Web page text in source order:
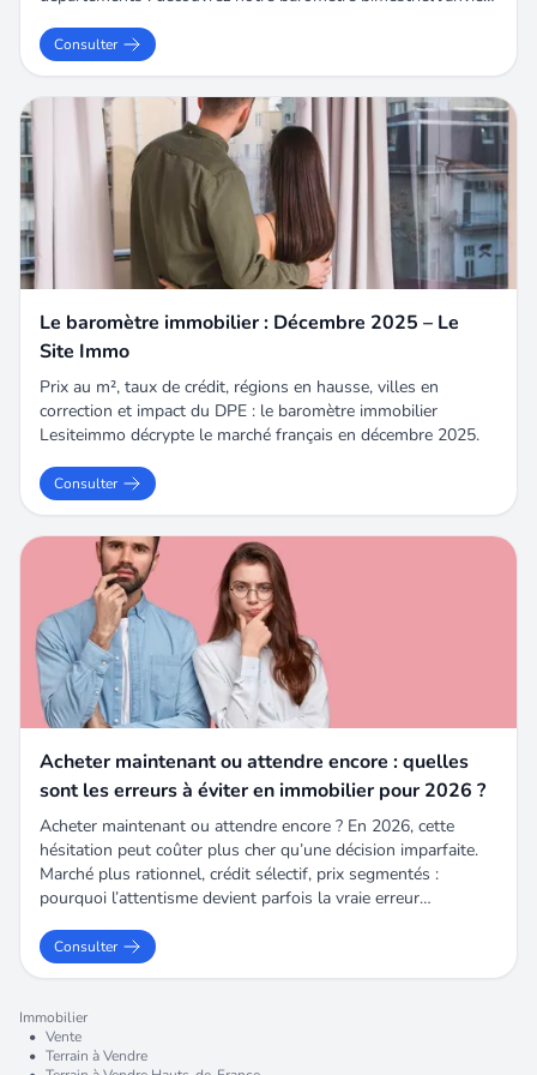
Immobilier
• Vente
• Terrain à Vendre
intelligemment.
Consulter
Le baromètre immobilier : Décembre 2025 – Le
Site Immo
Prix au m², taux de crédit, régions en hausse, villes en
correction et impact du DPE : le baromètre immobilier
Lesiteimmo décrypte le marché français en décembre 2025.
Consulter
Acheter maintenant ou attendre encore : quelles
sont les erreurs à éviter en immobilier pour 2026 ?
Acheter maintenant ou attendre encore ? En 2026, cette
hésitation peut coûter plus cher qu’une décision imparfaite.
Marché plus rationnel, crédit sélectif, prix segmentés :
pourquoi l’attentisme devient parfois la vraie erreur
Consulter